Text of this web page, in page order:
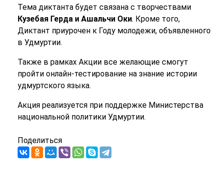
Тема диктанта будет связана с творчествами
Кузебая Герда и Ашальчи Оки. Кроме того,
Диктант приурочен к Году молодежи, объявленного
в Удмуртии.
Также в рамках Акции все желающие смогут
пройти онлайн-тестирование на знание истории
удмуртского языка.
Акция реализуется при поддержке Министерства
национальной политики Удмуртии.
Поделиться